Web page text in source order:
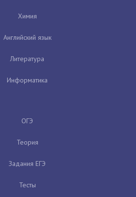
Химия
Английский язык
Литература
Информатика
ОГЭ
Теория
Задания ЕГЭ
Тесты